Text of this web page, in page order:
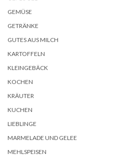
GEMÜSE
GETRÄNKE
GUTES AUS MILCH
KARTOFFELN
KLEINGEBÄCK
KOCHEN
KRÄUTER
KUCHEN
LIEBLINGE
MARMELADE UND GELEE
MEHLSPEISEN